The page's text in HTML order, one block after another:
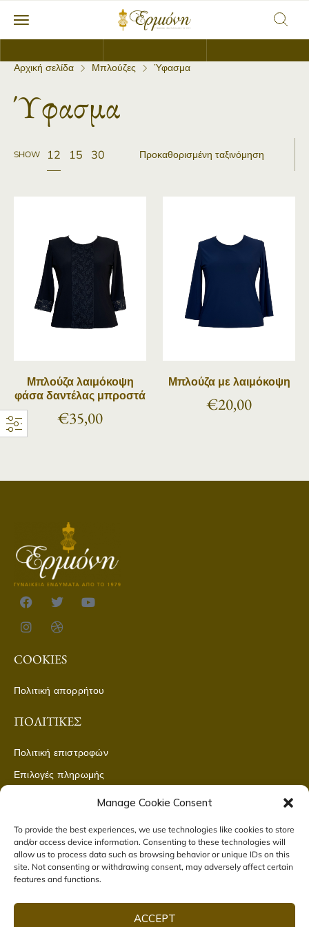
Manage Cookie Consent
To provide the best experiences, we use technologies like cookies to store
and/or access device information. Consenting to these technologies will
allow us to process data such as browsing behavior or unique IDs on this
site. Not consenting or withdrawing consent, may adversely affect certain
features and functions.
ACCEPT
Αρχική σελίδα Μπλούζες Ύφασμα
Ύφασμα
SHOW 12 15 30
Μπλούζα λαιμόκοψη
φάσα δαντέλας μπροστά
€35,00
Μπλούζα με λαιμόκοψη
€20,00
COOKIES
Πολιτική απορρήτου
ΠΟΛΙΤΙΚΈΣ
Πολιτική επιστροφών
Επιλογές πληρωμής
Μέθοδοι αποστολής
CONTACT US
ΒΙΕΛ Μ.ΕΠΕ Γεωργαντα 25, Λιβαδεια
SUBSCRIBE TO NEWSLETTER